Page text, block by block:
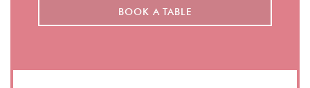
BOOK A TABLE